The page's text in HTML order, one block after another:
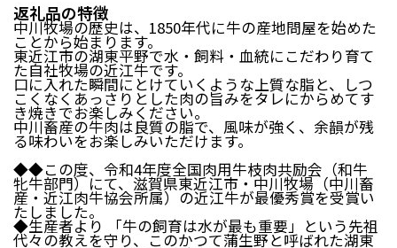
南部町（鳥取県）
日南町（鳥取県）日野町（鳥取県）
江府町（鳥取県）松江市（島根県）
大田市（島根県）安来市（島根県）
岡山市（岡山県）倉敷市（岡山県）
高梁市（岡山県）瀬戸内市（岡山県）
四国エリア
小豆島町（香川県）松山市（愛媛県）
東温市（愛媛県）
返礼品の特徴
中川牧場の歴史は、1850年代に牛の産地問屋を始めた
ことから始まります。
東近江市の湖東平野で水・飼料・血統にこだわり育て
た自社牧場の近江牛です。
口に入れた瞬間にとけていくような上質な脂と、しつ
こくなくあっさりとした肉の旨みをタレにからめてす
き焼きでお楽しみください。
中川畜産の牛肉は良質の脂で、風味が強く、余韻が残
る味わいをお楽しみいただけます。
◆◆この度、令和4年度全国肉用牛枝肉共励会（和牛
牝牛部門）にて、滋賀県東近江市・中川牧場（中川畜
産・近江肉牛協会所属）の近江牛が最優秀賞を受賞い
たしました。
◆生産者より 「牛の飼育は水が最も重要」という先祖
代々の教えを守り、このかつて蒲生野と呼ばれた湖東